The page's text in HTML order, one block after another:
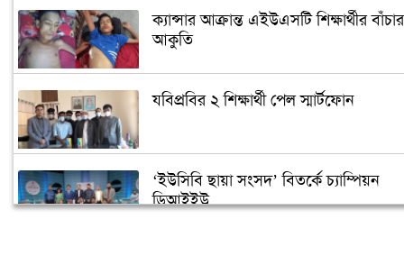
ক্যান্সার আক্রান্ত এইউএসটি শিক্ষার্থীর বাঁচার
আকুতি
যবিপ্রবির ২ শিক্ষার্থী পেল স্মার্টফোন
‘ইউসিবি ছায়া সংসদ’ বিতর্কে চ্যাম্পিয়ন
ডিআইইউ